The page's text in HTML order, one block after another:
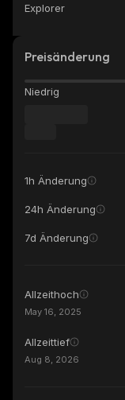
Explorer
Preisänderung
Niedrig
1h Änderung
24h Änderung
7d Änderung
Allzeithoch
May 16, 2025
Allzeittief
Aug 8, 2026